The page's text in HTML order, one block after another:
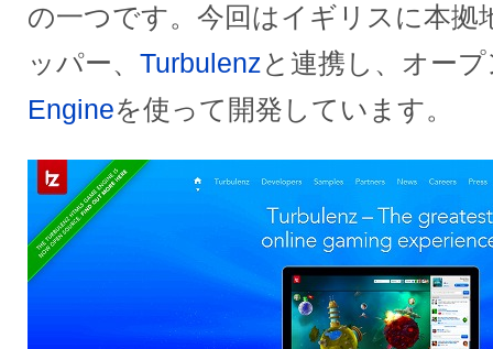
の一つです。今回はイギリスに本拠
ッパー、 Turbulenzと連携し、オー
Engineを使って開発しています。